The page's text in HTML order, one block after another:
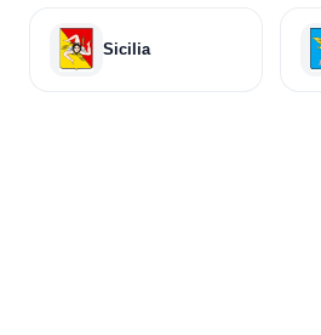
Sicilia